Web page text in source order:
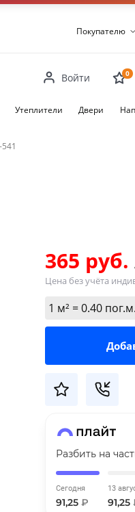
Покупателю
Войти 0
Утеплители Двери
365 руб.
Цена без учёта
1 м² = 0.40 пог.м.
Разбить на
Сегодня
91,25₽
13
91,25